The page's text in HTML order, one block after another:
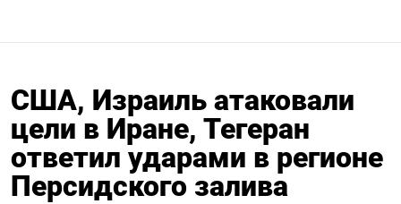
США, Израиль атаковали
цели в Иране, Тегеран
ответил ударами в регионе
Персидского залива